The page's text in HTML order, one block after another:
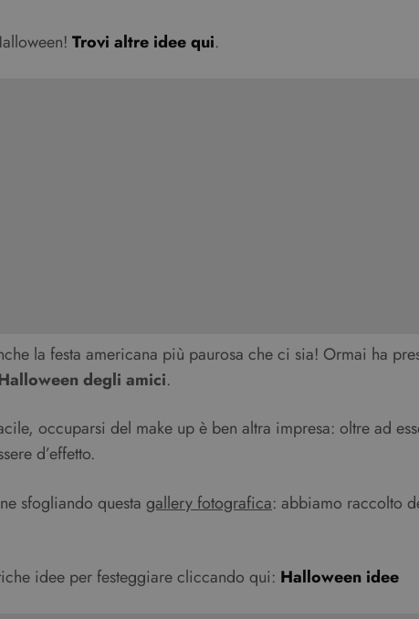
Trovi altre idee qui.
la festa americana più paurosa che ci sia! Ormai ha
degli amici.
occuparsi del make up è ben altra impresa: oltre ad
d’effetto.
sfogliando questa gallery fotografica: abbiamo raccolto
idee per festeggiare cliccando qui: Halloween idee